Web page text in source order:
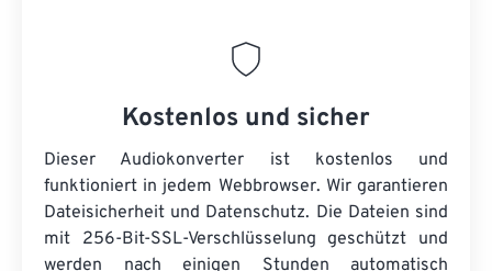
Kostenlos und sicher
Dieser Audiokonverter ist kostenlos und
funktioniert in jedem Webbrowser. Wir garantieren
Dateisicherheit und Datenschutz. Die Dateien sind
mit 256-Bit-SSL-Verschlüsselung geschützt und
werden nach einigen Stunden automatisch